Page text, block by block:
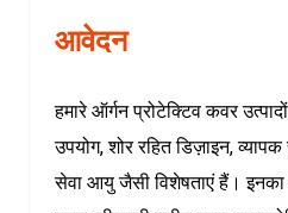
आवेदन
हमारे ऑर्गन प्रोटेक्टिव कवर
उपयोग, शोर रहित डिज़ाइन,
सेवा आयु जैसी विशेषताएं हैं। इनका